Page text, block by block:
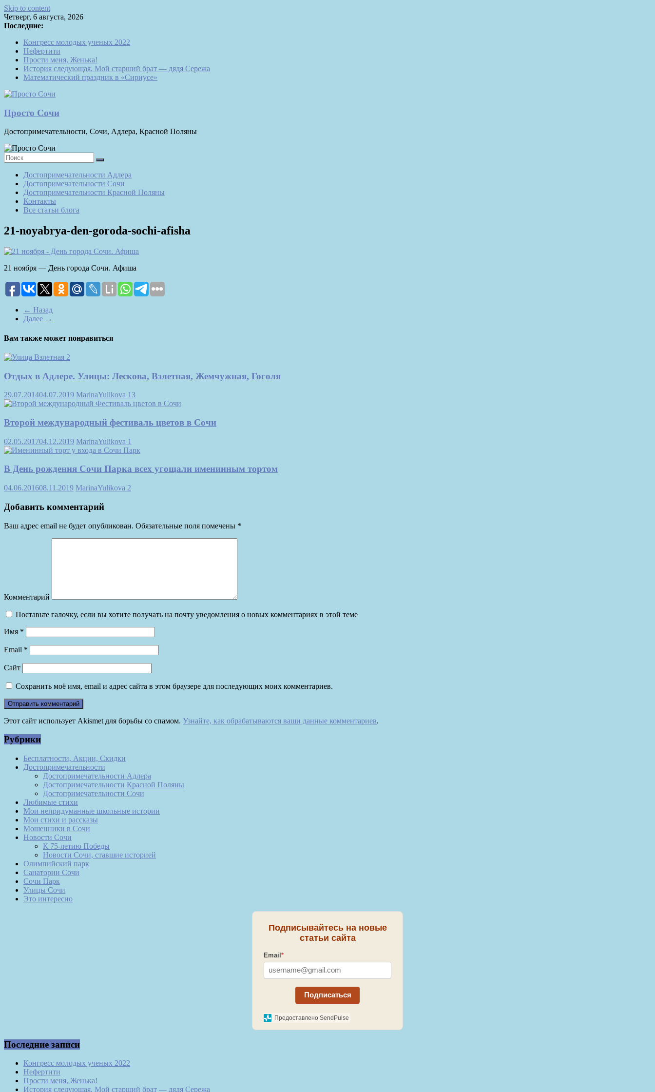
Skip to content
Четверг, 6 августа, 2026
Последние:
Конгресс молодых ученых 2022
Нефертити
Прости меня, Женька!
История следующая. Мой старший брат — дядя Сережа
Математический праздник в «Сириусе»
Просто Сочи
Достопримечательности, Сочи, Адлера, Красной Поляны
Достопримечательности Адлера
Достопримечательности Сочи
Достопримечательности Красной Поляны
Контакты
Все статьи блога
21-noyabrya-den-goroda-sochi-afisha
21 ноября — День города Сочи. Афиша
← Назад
Далее →
Вам также может понравиться
Отдых в Адлере. Улицы: Лескова, Взлетная, Жемчужная, Гоголя
29.07.201404.07.2019 MarinaYulikova 13
Второй международный фестиваль цветов в Сочи
02.05.201704.12.2019 MarinaYulikova 1
В День рождения Сочи Парка всех угощали именинным тортом
04.06.201608.11.2019 MarinaYulikova 2
Добавить комментарий
Ваш адрес email не будет опубликован. Обязательные поля помечены *
Комментарий
Поставьте галочку, если вы хотите получать на почту уведомления о новых комментариях в этой теме
Имя *
Email *
Сайт
Сохранить моё имя, email и адрес сайта в этом браузере для последующих моих комментариев.
Этот сайт использует Akismet для борьбы со спамом. Узнайте, как обрабатываются ваши данные комментариев.
Рубрики
Бесплатности, Акции, Скидки
Достопримечательности
Достопримечательности Адлера
Достопримечательности Красной Поляны
Достопримечательности Сочи
Любимые стихи
Мои непридуманные школьные истории
Мои стихи и рассказы
Мошенники в Сочи
Новости Сочи
К 75-летию Победы
Новости Сочи, ставшие историей
Олимпийский парк
Санатории Сочи
Сочи Парк
Улицы Сочи
Это интересно
Подписывайтесь на новые
статьи сайта
Email *
Подписаться
Предоставлено SendPulse
Последние записи
Конгресс молодых ученых 2022
Нефертити
Прости меня, Женька!
История следующая. Мой старший брат — дядя Сережа